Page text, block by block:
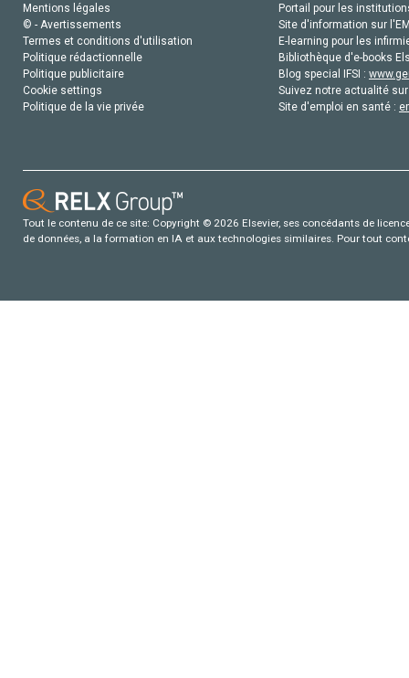
Mentions légales
© - Avertissements
Termes et conditions d'utilisation
Politique rédactionnelle
Politique publicitaire
Cookie settings
Politique de la vie privée
Portail pour les
Site d'information sur
E-learning pour les
Bibliothèque d'e-books
Blog special IFSI :
Suivez notre actualité
Site d'emploi en santé :
Tout le contenu de ce site: Copyright © 2026 Elsevier, ses concédants de
de données, a la formation en IA et aux technologies similaires. Pour tout